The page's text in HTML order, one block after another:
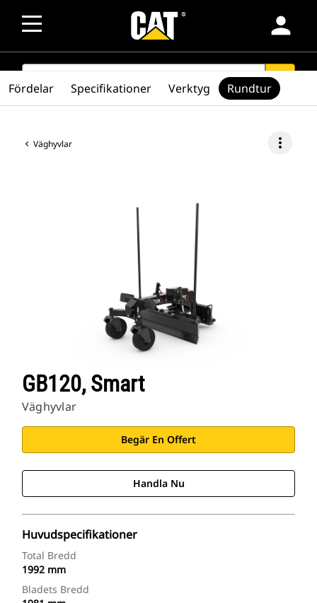
person
SEARCH search
Väghyvlar more_vert
GB120, Smart
Väghyvlar
Begär En Offert
Handla Nu
Huvudspecifikationer
Total Bredd
1992 mm
Bladets Bredd
Fördelar Specifikationer Verktyg Rundtur